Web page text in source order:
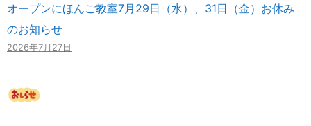
オープンにほんご教室7月29日（水）、31日（金）お休み
のお知らせ
2026年7月27日